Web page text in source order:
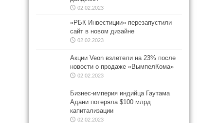
02.02.2023
«РБК Инвестиции» перезапустили
сайт в новом дизайне
02.02.2023
Акции Veon взлетели на 23% после
новости о продаже «ВымпелКома»
02.02.2023
Бизнес-империя индийца Гаутама
Адани потеряла $100 млрд
капитализации
02.02.2023